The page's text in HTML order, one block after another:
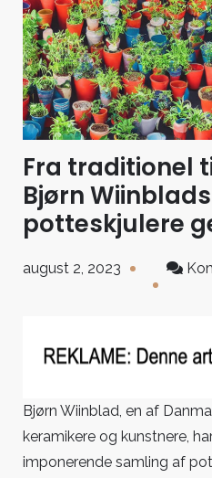
Fra traditionel
Bjørn
potteskjulere
august 2, 2023
Bjørn Wiinblad, en af
keramikere og kunstnere,
imponerende samling af